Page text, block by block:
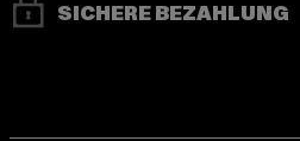
SICHERE BEZAHLUNG